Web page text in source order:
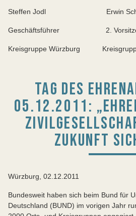
Steffen Jodl Erwin
Geschäftsführer 2.
Kreisgruppe Würzburg
TAG DES
05.12.2011:
ZUKUNFT
Würzburg, 02.12.2011
Bundesweit haben sich beim Bund für
Deutschland (BUND) im vorigen Jahr